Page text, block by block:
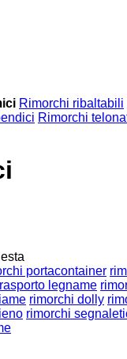
Rimorchi ribaltabili
Rimorchi
portacontainer
legname
rimorchi dolly
rimorchi